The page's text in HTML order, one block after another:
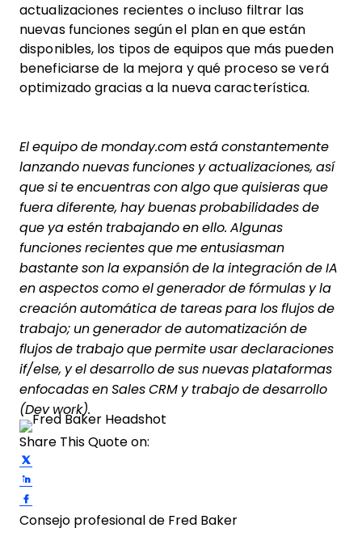
actualizaciones recientes o incluso filtrar las
nuevas funciones según el plan en que están
disponibles, los tipos de equipos que más pueden
beneficiarse de la mejora y qué proceso se verá
optimizado gracias a la nueva característica.
El equipo de monday.com está constantemente
lanzando nuevas funciones y actualizaciones, así
que si te encuentras con algo que quisieras que
fuera diferente, hay buenas probabilidades de
que ya estén trabajando en ello. Algunas
funciones recientes que me entusiasman
bastante son la expansión de la integración de IA
en aspectos como el generador de fórmulas y la
creación automática de tareas para los flujos de
trabajo; un generador de automatización de
flujos de trabajo que permite usar declaraciones
if/else, y el desarrollo de sus nuevas plataformas
enfocadas en Sales CRM y trabajo de desarrollo
(Dev work).
Share This Quote on:
Consejo profesional de Fred Baker